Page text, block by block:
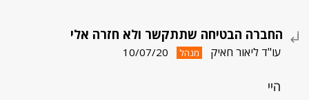
החברה הבטיחה שתתקשר ולא חזרה אלי
עו"ד ליאור חאיק מנהל 10/07/20
היי